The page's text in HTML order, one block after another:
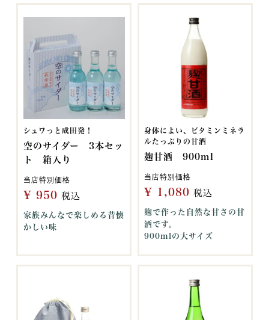
シュワっと成田発！
空のサイダー 3本セッ
ト 箱入り
当店特別価格
¥ 950 税込
家族みんなで楽しめる昔懐
かしい味
身体によい、ビタミンミネラ
ルたっぷりの甘酒
麹甘酒 900ml
当店特別価格
¥ 1,080 税込
麹で作った自然な甘さの甘
酒です。
900mlの大サイズ